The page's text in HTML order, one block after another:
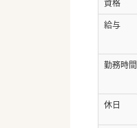
資格
給与
勤務時間
休日